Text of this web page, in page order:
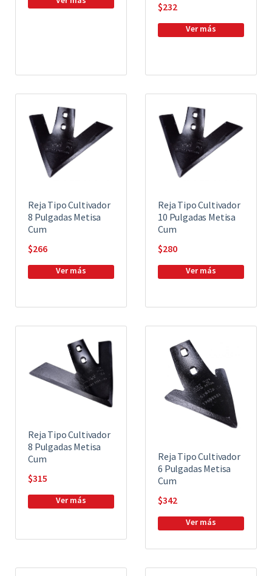
$232
Reja Tipo Cultivador
8 Pulgadas Metisa
Cum
$266
Reja Tipo Cultivador
10 Pulgadas Metisa
Cum
$280
Reja Tipo Cultivador
8 Pulgadas Metisa
Cum
$315
Reja Tipo Cultivador
6 Pulgadas Metisa
Cum
$342